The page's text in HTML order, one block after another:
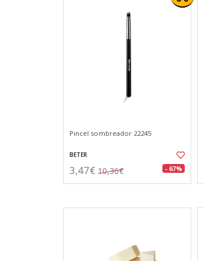
Pincel sombreador 22245
BETER
3,47€ 10,36€ - 67%